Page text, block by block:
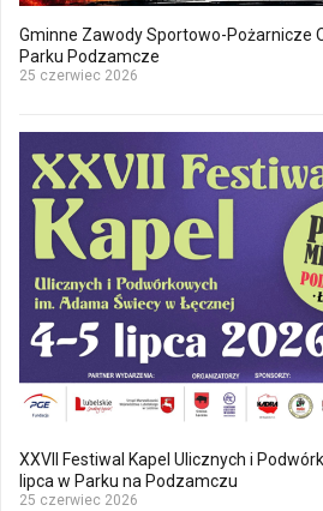
Gminne Zawody Sportowo-Pożarnicze
Parku Podzamcze
25 czerwiec 2026
XXVII Festiwal Kapel Ulicznych i
lipca w Parku na Podzamczu
25 czerwiec 2026